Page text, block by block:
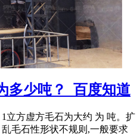
多少吨？_百度知道
立方虚方毛石为大约 为 吨。扩
毛石性形状不规则,一般要求